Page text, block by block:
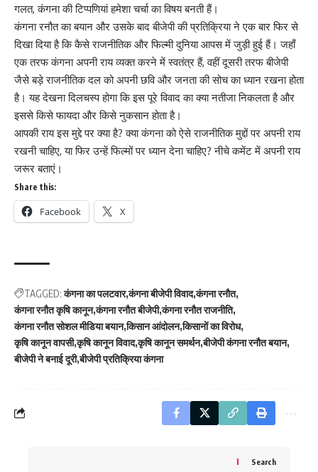
गलत, कंगना की टिप्पणियां हमेशा चर्चा का विषय बनती हैं।
कंगना रनौत का बयान और उसके बाद बीजेपी की प्रतिक्रिया ने एक बार फिर से
दिखा दिया है कि कैसे राजनीतिक और फिल्मी दुनिया आपस में जुड़ी हुई हैं। जहाँ
एक तरफ कंगना अपनी राय व्यक्त करने में स्वतंत्र हैं, वहीं दूसरी तरफ बीजेपी
जैसे बड़े राजनीतिक दल को अपनी छवि और जनता की सोच का ध्यान रखना होता
है। यह देखना दिलचस्प होगा कि इस पूरे विवाद का क्या नतीजा निकलता है और
इससे किसे फायदा और किसे नुकसान होता है।
आपकी राय इस मुद्दे पर क्या है? क्या कंगना को ऐसे राजनीतिक मुद्दों पर अपनी राय
रखनी चाहिए, या फिर उन्हें फिल्मों पर ध्यान देना चाहिए? नीचे कमेंट में अपनी राय
जरूर बताएं।
Share this:
Facebook X
TAGGED: कंगना का पलटवार कंगना बीजेपी विवाद कंगना रनौत
कंगना रनौत कृषि कानून कंगना रनौत बीजेपी कंगना रनौत राजनीति
कंगना रनौत सोशल मीडिया बयान किसान आंदोलन किसानों का विरोध
कृषि कानून वापसी कृषि कानून विवाद कृषि कानून समर्थन बीजेपी कंगना रनौत बयान
बीजेपी ने बनाई दूरी बीजेपी प्रतिक्रिया कंगना
Search